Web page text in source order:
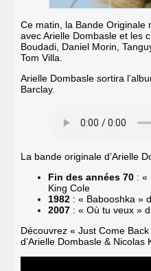
Ce matin, la Bande Originale
avec Arielle Dombasle et les
Boudadi, Daniel Morin,
Tom Villa.
Arielle Dombasle sortira
Barclay.
La bande originale d’Arielle
Fin des années 70 : «
King Cole
1982 : « Babooshka »
2007 : « Où tu veux »
Découvrez « Just Come
d’Arielle Dombasle & Nicolas